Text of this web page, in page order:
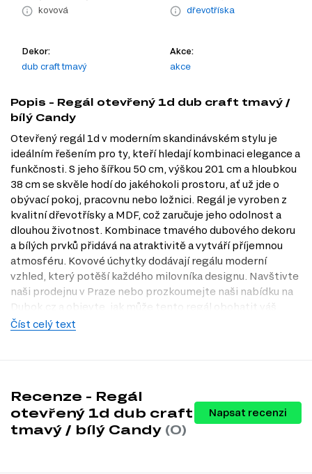
kovová
dřevotříska
Dekor:
dub craft tmavý
Akce:
akce
Popis - Regál otevřený 1d dub craft tmavý /
bílý Candy
Otevřený regál 1d v moderním skandinávském stylu je
ideálním řešením pro ty, kteří hledají kombinaci elegance a
funkčnosti. S jeho šířkou 50 cm, výškou 201 cm a hloubkou
38 cm se skvěle hodí do jakéhokoli prostoru, ať už jde o
obývací pokoj, pracovnu nebo ložnici. Regál je vyroben z
kvalitní dřevotřísky a MDF, což zaručuje jeho odolnost a
dlouhou životnost. Kombinace tmavého dubového dekoru
a bílých prvků přidává na atraktivitě a vytváří příjemnou
atmosféru. Kovové úchytky dodávají regálu moderní
vzhled, který potěší každého milovníka designu. Navštivte
naši prodejnu v Praze nebo prozkoumejte naši nabídku na
Dubok.cz a objevte, jak může tento regál obohatit váš
domov.
různých interiérů.
Kvalitní materiály.
Vyroben z dřevotřísky a MDF, regál zajišťuje
vysokou odolnost a dlouhou životnost, což znamená, že vám bude
sloužit po mnoho let.
Číst celý text
Recenze - Regál
otevřený 1d dub craft
tmavý / bílý Candy (0)
Napsat recenzi